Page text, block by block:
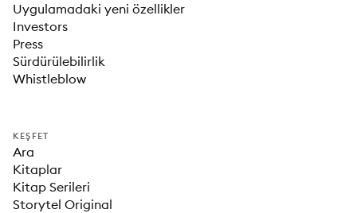
Uygulamadaki yeni özellikler
Investors
Press
Sürdürülebilirlik
Whistleblow
KEŞFET
Ara
Kitaplar
Kitap Serileri
Storytel Original